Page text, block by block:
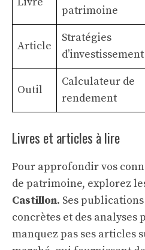
patrimoine
Article
Stratégies
d’investissement
Outil
Calculateur de
rendement
Livres et articles à lire
Pour approfondir vos
de patrimoine, explorez
Castillon. Ses
concrètes et des analyses
manquez pas ses articles